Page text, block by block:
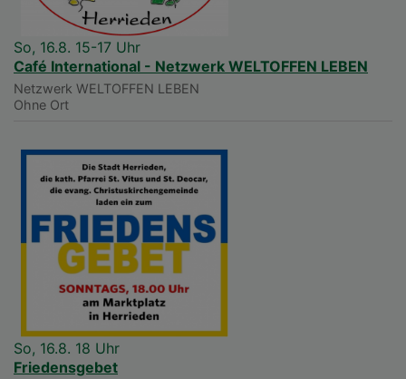
So, 16.8. 15-17 Uhr
Café International - Netzwerk WELTOFFEN LEBEN
Netzwerk WELTOFFEN LEBEN
Ohne Ort
So, 16.8. 18 Uhr
Friedensgebet